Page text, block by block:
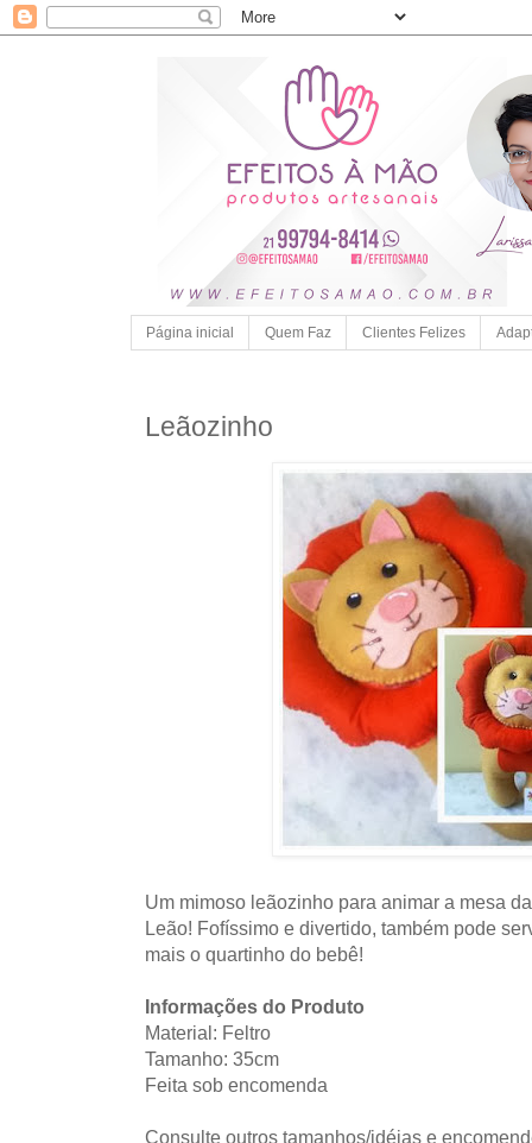
Página inicial Quem Faz Clientes Felizes
Leãozinho
Um mimoso leãozinho para animar a mesa
Leão! Fofíssimo e divertido, também pode
mais o quartinho do bebê!
Informações do Produto
Material: Feltro
Tamanho: 35cm
Feita sob encomenda
Consulte outros tamanhos/idéias e